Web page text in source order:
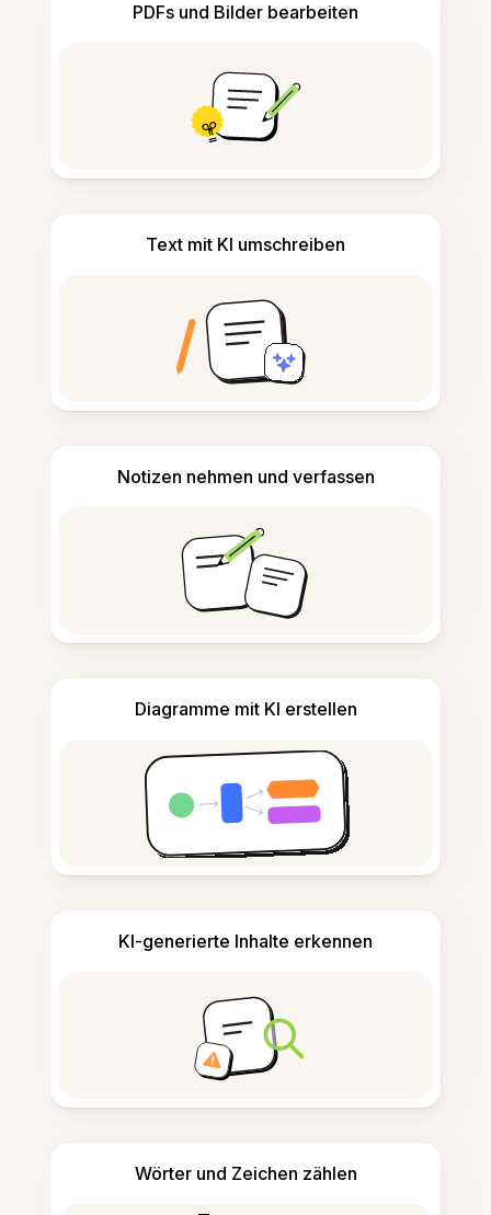
PDFs und Bilder bearbeiten
Text mit KI umschreiben
Notizen nehmen und verfassen
Diagramme mit KI erstellen
KI-generierte Inhalte erkennen
Wörter und Zeichen zählen